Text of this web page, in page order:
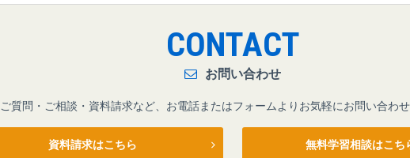
CONTACT
お問い合わせ
ご質問・ご相談・資料請求など、お電話またはフォームよりお気軽にお問い合わ
資料請求はこちら 無料学習相談はこち